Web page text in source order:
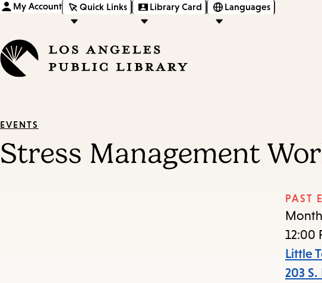
My Account Quick Links Library Card Languages
EVENTS
Stress Management
PAST
12:00
Little
203